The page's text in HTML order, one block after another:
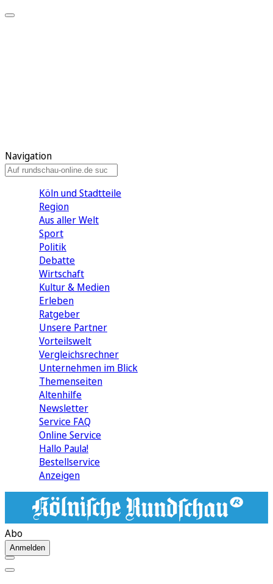
Navigation
Köln und Stadtteile
Region
Aus aller Welt
Sport
Politik
Debatte
Wirtschaft
Kultur & Medien
Erleben
Ratgeber
Unsere Partner
Vorteilswelt
Vergleichsrechner
Unternehmen im Blick
Themenseiten
Altenhilfe
Newsletter
Service FAQ
Online Service
Hallo Paula!
Bestellservice
Anzeigen
Abo
Anmelden